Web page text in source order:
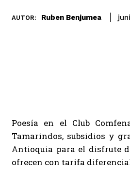
AUTOR: Ruben Benjumea
Poesía en el Club
Tamarindos, subsidios y
Antioquia para el disfrute
ofrecen con tarifa